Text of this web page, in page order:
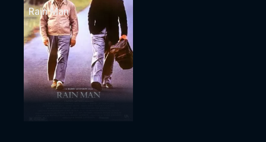
Rain Man